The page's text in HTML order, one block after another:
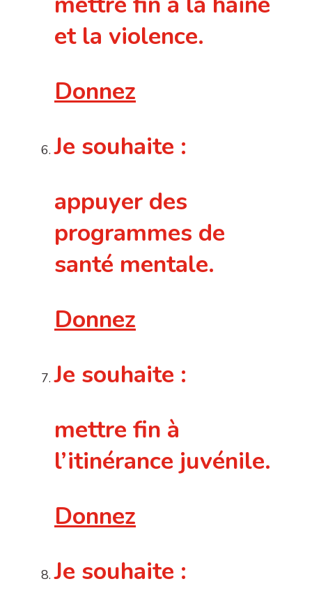
et la violence.
Donnez
Je souhaite :
appuyer des
programmes de
santé mentale.
Donnez
Je souhaite :
mettre fin à
l’itinérance juvénile.
Donnez
Je souhaite :